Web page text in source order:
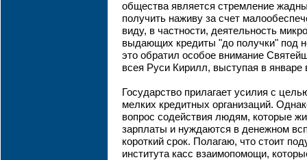
общества является стремление
получить наживу за счет
виду, в частности, деятельность
выдающих кредиты "до получки" под
это обратил особое внимание
всея Руси Кирилл, выступая в январе
Государство прилагает усилия с
мелких кредитных организаций.
вопрос содействия людям, которые
зарплаты и нуждаются в денежном
короткий срок. Полагаю, что стоит
института касс взаимопомощи,